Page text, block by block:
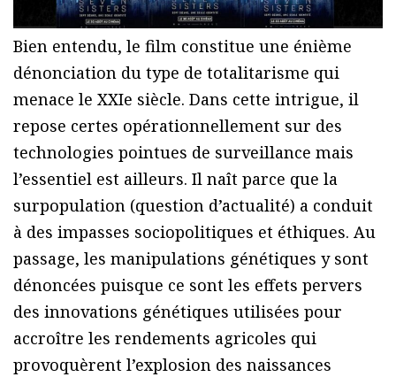
Bien entendu, le film constitue une énième
dénonciation du type de totalitarisme qui
menace le XXIe siècle. Dans cette intrigue, il
repose certes opérationnellement sur des
technologies pointues de surveillance mais
l’essentiel est ailleurs. Il naît parce que la
surpopulation (question d’actualité) a conduit
à des impasses sociopolitiques et éthiques. Au
passage, les manipulations génétiques y sont
dénoncées puisque ce sont les effets pervers
des innovations génétiques utilisées pour
accroître les rendements agricoles qui
provoquèrent l’explosion des naissances